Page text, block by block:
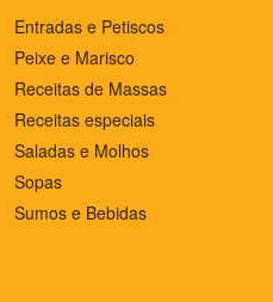
Entradas e Petiscos
Peixe e Marisco
Receitas de Massas
Receitas especiais
Saladas e Molhos
Sopas
Sumos e Bebidas